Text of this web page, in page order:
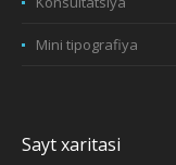
Mini tipografiya
Sayt xaritasi